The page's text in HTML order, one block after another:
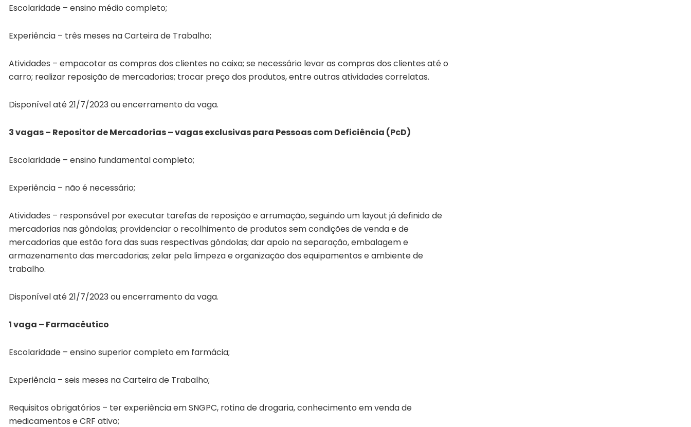
Escolaridade – ensino médio completo;
Experiência – três meses na Carteira de Trabalho;
Atividades – empacotar as compras dos clientes no caixa; se necessário levar as compras dos clientes até o
carro; realizar reposição de mercadorias; trocar preço dos produtos, entre outras atividades correlatas.
Disponível até 21/7/2023 ou encerramento da vaga.
3 vagas – Repositor de Mercadorias – vagas exclusivas para Pessoas com Deficiência (PcD)
Escolaridade – ensino fundamental completo;
Experiência – não é necessário;
Atividades – responsável por executar tarefas de reposição e arrumação, seguindo um layout já definido de
mercadorias nas gôndolas; providenciar o recolhimento de produtos sem condições de venda e de
mercadorias que estão fora das suas respectivas gôndolas; dar apoio na separação, embalagem e
armazenamento das mercadorias; zelar pela limpeza e organização dos equipamentos e ambiente de
trabalho.
Disponível até 21/7/2023 ou encerramento da vaga.
1 vaga – Farmacêutico
Escolaridade – ensino superior completo em farmácia;
Experiência – seis meses na Carteira de Trabalho;
Requisitos obrigatórios – ter experiência em SNGPC, rotina de drogaria, conhecimento em venda de
medicamentos e CRF ativo;